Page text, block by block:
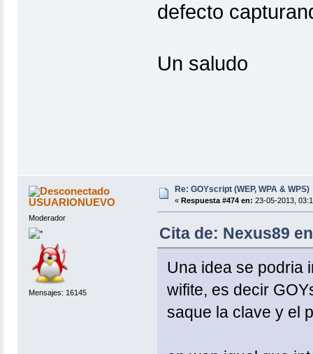
defecto
Un saludo
USUARIONUEVO
Moderador
Mensajes: 16145
Re: GOYscript (WEP, WPA & WPS)
« Respuesta #474 en: 23-05-2013,
Cita de: Nexus89
Una idea se podria
wifite, es decir
saque la clave y el